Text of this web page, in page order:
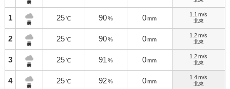
曇
1
曇
25 ℃ 90 % 0 mm
1.1 m/s
北東
2
曇
25 ℃ 90 % 0 mm
1.2 m/s
北東
3
曇
25 ℃ 91 % 0 mm
1.2 m/s
北東
4
曇
25 ℃ 92 % 0 mm
1.4 m/s
北東